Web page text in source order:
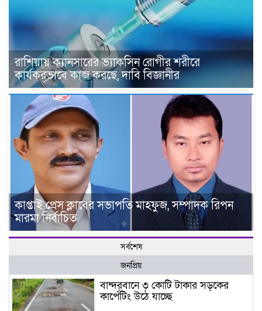
রাশিয়ায় ক্যানসারের ভ্যাকসিন রোগীর শরীরে
কার্যকরভাবে কাজ করছে, দাবি বিজ্ঞানীর
কাপ্তাই প্রেস ক্লাবের সভাপতি মাহফুজ, সম্পাদক রিপন
মারমা নির্বাচিত
সর্বশেষ
জনপ্রিয়
বান্দরবানে ৩ কোটি টাকার সড়কের
কার্পেটিং উঠে যাচ্ছে